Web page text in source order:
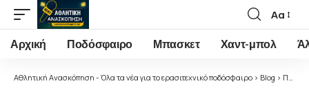
Font
Resizer
Αα
Αρχική Ποδόσφαιρο Μπασκετ Χαντ-μπολ
Αθλητική Ανασκόπηση - Όλα τα νέα για το ερασιτεχνικό ποδόσφαιρο > Blog > Ποδόσφαιρο